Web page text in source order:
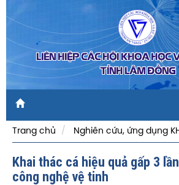
LIÊN HIỆP CÁC HỘI KHOA HỌC
TỈNH LÂM ĐỒNG
Trang chủ
Nghiên cứu, ứng dụng
Khai thác cá hiệu quả gấp 3
công nghệ vệ tinh